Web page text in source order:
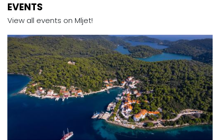
EVENTS
View all events on Mljet!